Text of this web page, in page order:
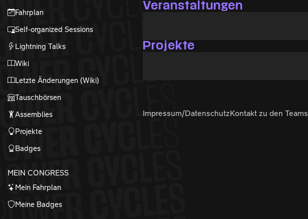
Fahrplan
Self-organized Sessions
Lightning Talks
Wiki
Letzte Änderungen (Wiki)
Tauschbörsen
Assemblies
Projekte
Badges
MEIN CONGRESS
Mein Fahrplan
Meine Badges
Veranstaltungen
Projekte
Impressum/DatenschutzKontakt zu den Teams